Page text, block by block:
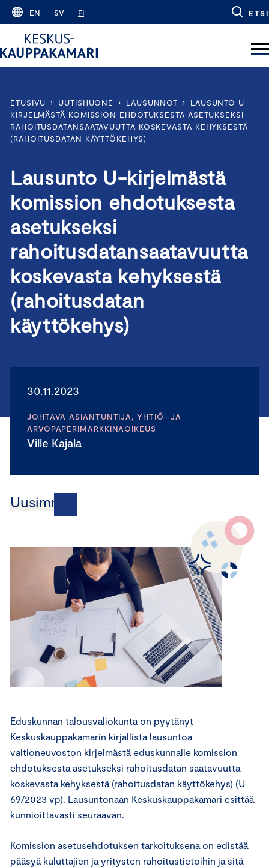
Skip
content
EN SV FI ETSI
ETUSIVU › UUTISHUONE › LAUSUNNOT ›
LAUSUNTO U-
KIRJELMÄSTÄ KOMISSION EHDOTUKSESTA ASETUKSEKSI
RAHOITUSDATANSAATAVUUTTA KOSKEVASTA KEHYKSESTÄ
(RAHOITUSDATAN KÄYTTÖKEHYS)
Lausunto U-kirjelmästä
komission ehdotuksesta
asetukseksi
rahoitusdatansaatavuutta
koskevasta kehyksestä
(rahoitusdatan
käyttökehys)
30.11.2023
JOHTAVA ASIANTUNTIJA, YHTIÖ- JA
ARVOPAPERIMARKKINAOIKEUS
Ville Kajala
Uusimmat
Eduskunnan talousvaliokunta on pyytänyt
Keskuskauppakamarin kirjallista lausuntoa
valtioneuvoston kirjelmästä eduskunnalle komission
ehdotuksesta asetukseksi rahoitusdatan saatavuutta
koskevasta kehyksestä (rahoitusdatan käyttökehys) (U
69/2023 vp). Lausuntonaan Keskuskauppakamari esittää
kunnioittavasti seuraavan.
Komission asetusehdotuksen tarkoituksena on edistää
pääsyä kuluttajien ja yritysten rahoitustietoihin ja sitä